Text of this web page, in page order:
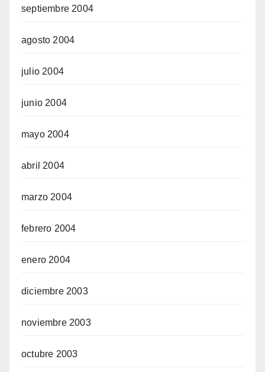
septiembre 2004
agosto 2004
julio 2004
junio 2004
mayo 2004
abril 2004
marzo 2004
febrero 2004
enero 2004
diciembre 2003
noviembre 2003
octubre 2003